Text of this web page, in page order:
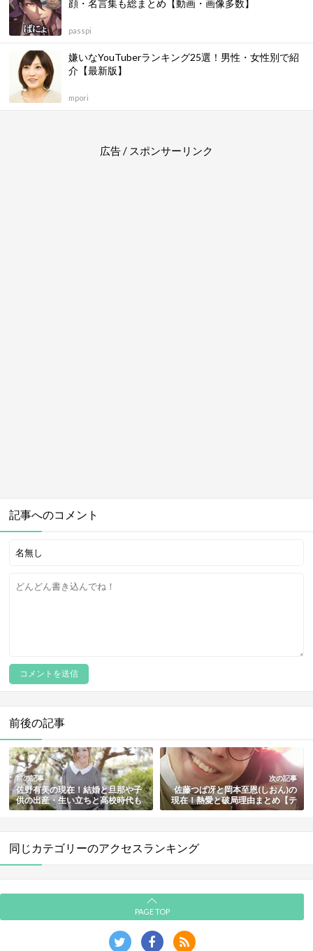
顔・名言集も総まとめ【動画・画像多数】
passpi
嫌いなYouTuberランキング25選！男性・女性別で紹
介【最新版】
mpori
広告 / スポンサーリンク
記事へのコメント
前後の記事
前の記事
佐野有美の現在！結婚と旦那や子
供の出産・生い立ちと高校時代も
総まとめ【車椅子のチアリーダ
次の記事
佐藤つば冴と岡本至恩(しおん)の
現在！熱愛と破局理由まとめ【テ
ラスハウス歴代No.1のベストカッ
同じカテゴリーのアクセスランキング
PAGE TOP